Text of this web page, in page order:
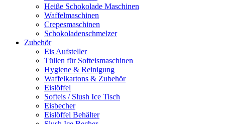
Heiße Schokolade Maschinen
Waffelmaschinen
Crepesmaschinen
Schokoladenschmelzer
Zubehör
Eis Aufsteller
Tüllen für Softeismaschinen
Hygiene & Reinigung
Waffelkartons & Zubehör
Eislöffel
Softeis / Slush Ice Tisch
Eisbecher
Eislöffel Behälter